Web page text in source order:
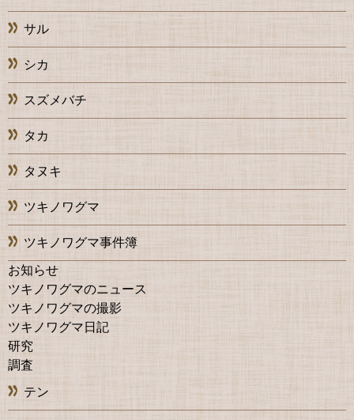
サル
シカ
スズメバチ
タカ
タヌキ
ツキノワグマ
ツキノワグマ事件簿
お知らせ
ツキノワグマのニュース
ツキノワグマの撮影
ツキノワグマ日記
研究
調査
テン